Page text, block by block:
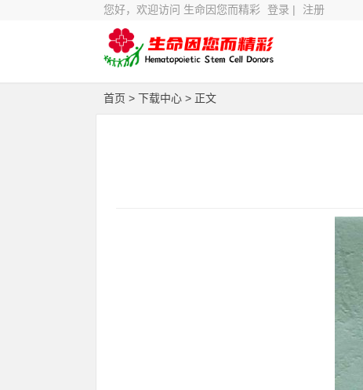
您好，欢迎访问 生命因您而精彩 登录 | 注册
首页 > 下载中心 > 正文